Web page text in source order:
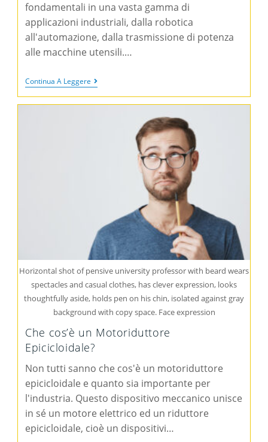
fondamentali in una vasta gamma di
applicazioni industriali, dalla robotica
all'automazione, dalla trasmissione di potenza
alle macchine utensili.…
Continua A Leggere
Horizontal shot of pensive university professor with beard wears
spectacles and casual clothes, has clever expression, looks
thoughtfully aside, holds pen on his chin, isolated against gray
background with copy space. Face expression
Che cos’è un Motoriduttore
Epicicloidale?
Non tutti sanno che cos'è un motoriduttore
epicicloidale e quanto sia importante per
l'industria. Questo dispositivo meccanico unisce
in sé un motore elettrico ed un riduttore
epicicloidale, cioè un dispositivi…